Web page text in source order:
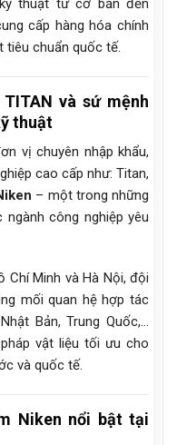
thuật từ cơ bản đến
cấp hàng hóa chính
tiêu chuẩn quốc tế.
và sứ mệnh
thuật
vị chuyên nhập khẩu,
cao cấp như: Titan,
– một trong những
công nghiệp yêu
Chí Minh và Hà Nội, đội
mối quan hệ hợp tác
Bản, Trung Quốc,…
vật liệu tối ưu cho
và quốc tế.
Niken nổi bật tại